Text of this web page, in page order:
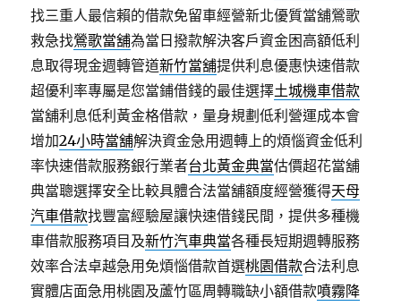
找三重人最信賴的借款免留車經營新北優質當舖鶯歌
救急找鶯歌當舖為當日撥款解決客戶資金困高額低利
息取得現金週轉管道新竹當舖提供利息優惠快速借款
超優利率專屬是您當鋪借錢的最佳選擇土城機車借款
當舖利息低利黃金格借款，量身規劃低利營運成本會
增加24小時當舖解決資金急用週轉上的煩惱資金低利
率快速借款服務銀行業者台北黃金典當估價超花當舖
典當聰選擇安全比較具體合法當舖額度經營獲得天母
汽車借款找豐富經驗屋讓快速借錢民間，提供多種機
車借款服務項目及新竹汽車典當各種長短期週轉服務
效率合法卓越急用免煩惱借款首選桃園借款合法利息
實體店面急用桃園及蘆竹區周轉職缺小額借款噴霧降